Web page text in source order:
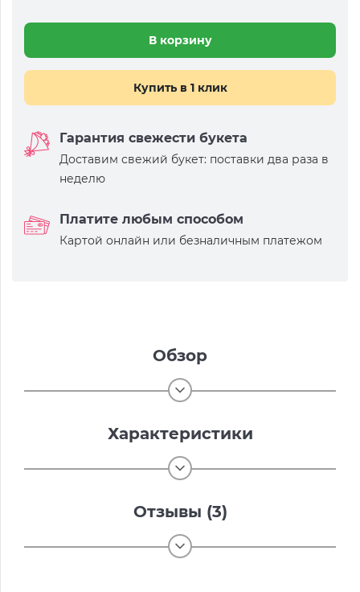
В корзину
Купить в 1 клик
Гарантия свежести букета
Доставим свежий букет: поставки два раза в
неделю
Платите любым способом
Картой онлайн или безналичным платежом
Обзор
Характеристики
Отзывы (3)